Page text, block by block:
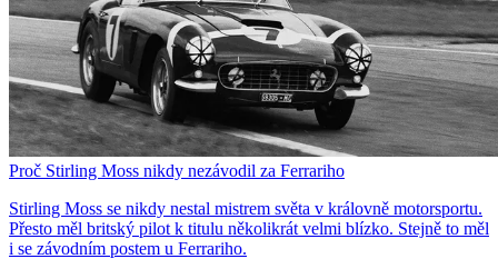
Proč Stirling Moss nikdy nezávodil za Ferrariho
Stirling Moss se nikdy nestal mistrem světa v královně motorsportu.
Přesto měl britský pilot k titulu několikrát velmi blízko. Stejně to měl
i se závodním postem u Ferrariho.